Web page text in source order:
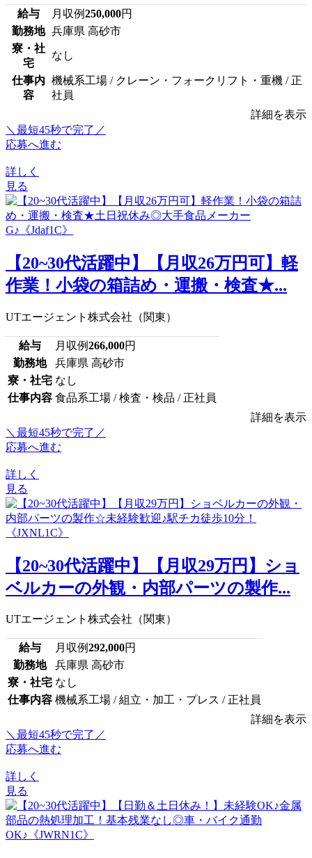
給与 月収例250,000円
勤務地 兵庫県 高砂市
寮・社
宅
なし
仕事内
容
機械系工場 / クレーン・フォークリフト・重機 / 正
社員
詳細を表示
＼最短45秒で完了／
応募へ進む
詳しく
見る
【20~30代活躍中】【月収26万円可】軽
作業！小袋の箱詰め・運搬・検査★...
UTエージェント株式会社（関東）
給与 月収例266,000円
勤務地
兵庫県 高砂市
寮・社宅 なし
仕事内容 食品系工場 / 検査・検品 / 正社員
詳細を表示
＼最短45秒で完了／
応募へ進む
詳しく
見る
【20~30代活躍中】【月収29万円】ショ
ベルカーの外観・内部パーツの製作...
UTエージェント株式会社（関東）
給与 月収例292,000円
勤務地
兵庫県 高砂市
寮・社宅 なし
仕事内容 機械系工場 / 組立・加工・プレス / 正社員
詳細を表示
＼最短45秒で完了／
応募へ進む
詳しく
見る